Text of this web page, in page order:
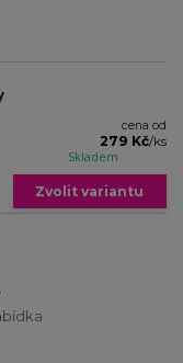
cena od
279 Kč/ks
Skladem
Zvolit variantu